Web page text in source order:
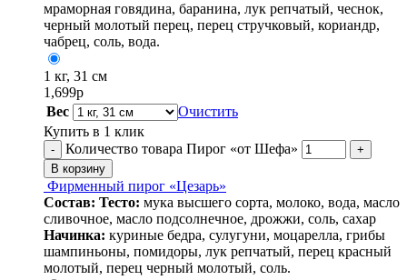
мраморная говядина, баранина, лук репчатый, чеснок,
черный молотый перец, перец стручковый, кориандр,
чабрец, соль, вода.
1 кг, 31 см
1,699р
Вес
Очистить
Купить в 1 клик
- Количество товара Пирог «от Шефа»
+
В корзину
Фирменный пирог «Цезарь»
Состав: Тесто: мука высшего сорта, молоко, вода, масло
сливочное, масло подсолнечное, дрожжи, соль, сахар
Начинка: куриные бедра, сулугуни, моцарелла, грибы
шампиньоны, помидоры, лук репчатый, перец красный
молотый, перец черный молотый, соль.